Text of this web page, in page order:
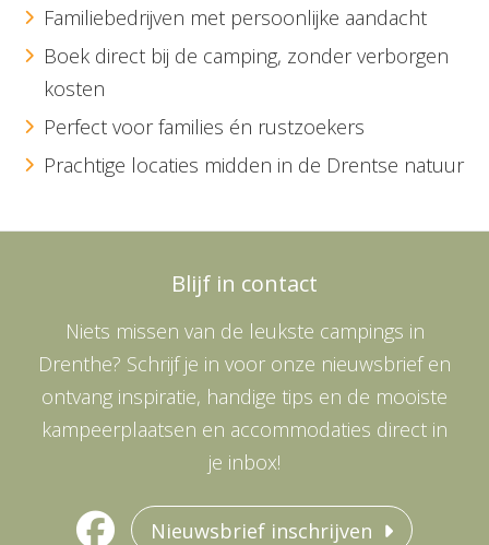
Familiebedrijven met persoonlijke aandacht
Boek direct bij de camping, zonder verborgen
kosten
Perfect voor families én rustzoekers
Prachtige locaties midden in de Drentse natuur
Blijf in contact
Niets missen van de leukste campings in
Drenthe? Schrijf je in voor onze nieuwsbrief en
ontvang inspiratie, handige tips en de mooiste
kampeerplaatsen en accommodaties direct in
je inbox!
Nieuwsbrief inschrijven